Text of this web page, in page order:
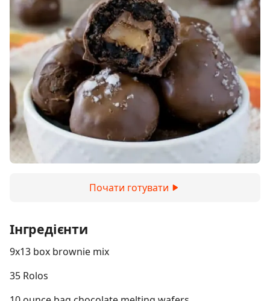
Почати готувати
Інгредієнти
9x13 box brownie mix
35 Rolos